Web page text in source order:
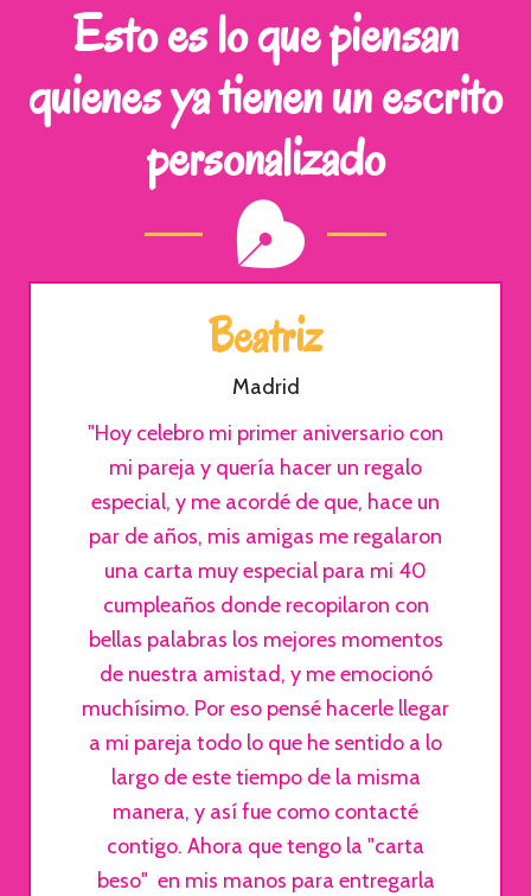
Esto es lo que piensan
quienes ya tienen un escrito
personalizado
Beatriz
Madrid
"Hoy celebro mi primer aniversario con
mi pareja y quería hacer un regalo
especial, y me acordé de que, hace un
par de años, mis amigas me regalaron
una carta muy especial para mi 40
cumpleaños donde recopilaron con
bellas palabras los mejores momentos
de nuestra amistad, y me emocionó
muchísimo. Por eso pensé hacerle llegar
a mi pareja todo lo que he sentido a lo
largo de este tiempo de la misma
manera, y así fue como contacté
contigo. Ahora que tengo la "carta
beso" en mis manos para entregarla